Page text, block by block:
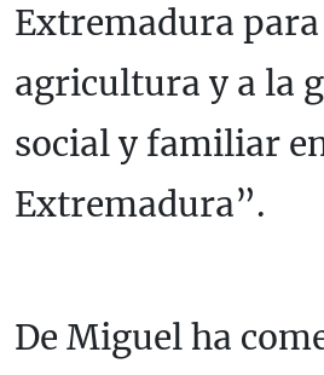
Extremadura
agricultura y a la
social y familiar
Extremadura”.
De Miguel ha